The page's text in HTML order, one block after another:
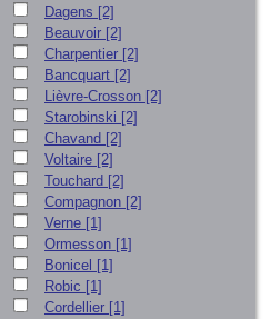
Dagens [2]
Beauvoir [2]
Charpentier [2]
Bancquart [2]
Lièvre-Crosson [2]
Starobinski [2]
Chavand [2]
Voltaire [2]
Touchard [2]
Compagnon [2]
Verne [1]
Ormesson [1]
Bonicel [1]
Robic [1]
Cordellier [1]